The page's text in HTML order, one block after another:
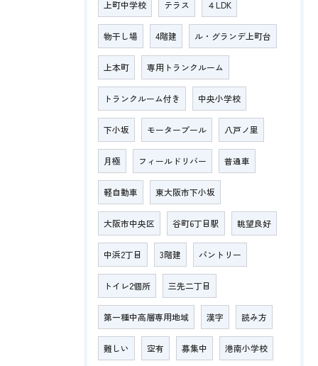
上町中学校 テラス ４LDK
物干し場 4階建 ル・グランデ上町台
上本町 専用トランクルーム
トランクルーム付き 中央小学校
下小坂 モータープール 八戸ノ里
月極 フィールドリバー 普通車
軽自動車 東大阪市下小坂
大阪市中央区 谷町6丁目駅 眺望良好
中浜2丁目 3階建 パントリー
トイレ2個所 三先二丁目
第一種中高層専用地域 漢字 読み方
難しい 空有 募集中 港南小学校